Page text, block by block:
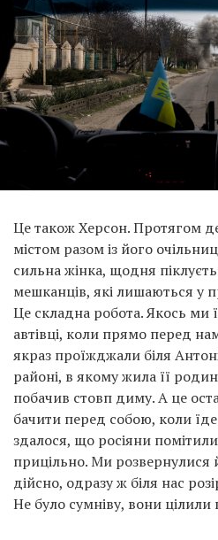
Це також Херсон. Протягом
містом разом із його
сильна жінка, щодня
мешканців, які лишаються у
Це складна робота. Якось ми
автівці, коли прямо перед
якраз проїжджали біля
районі, в якому жила її
побачив стовп диму. А це
бачити перед собою, коли
здалося, що росіяни
прицільно. Ми розвернулися
дійсно, одразу ж біля нас
Не було сумніву, вони цілили